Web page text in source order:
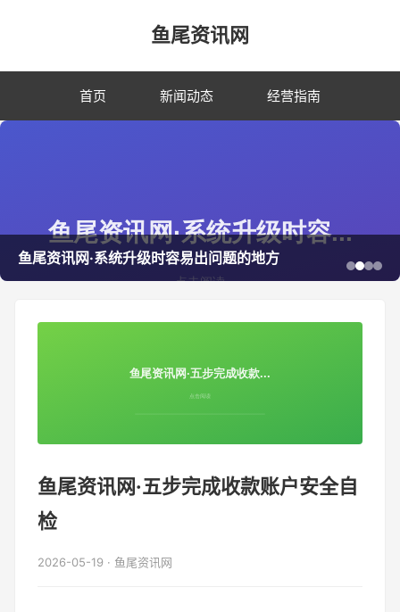
鱼尾资讯网
首页 新闻动态 经营指南
鱼尾资讯网·系统升级时容易出问题的地方
鱼尾资讯网·五步完成收款账户安全自
检
2026-05-19 · 鱼尾资讯网